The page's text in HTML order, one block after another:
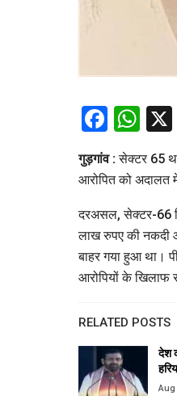
गुड़गांव :सेक्टर 65
आरोपित को अदालत
दरअसल, सेक्टर-66
लाख रुपए की नकदी
बाहर गया हुआ था।
आरोपियों के खिलाफ
RELATED POSTS
देश
Aug